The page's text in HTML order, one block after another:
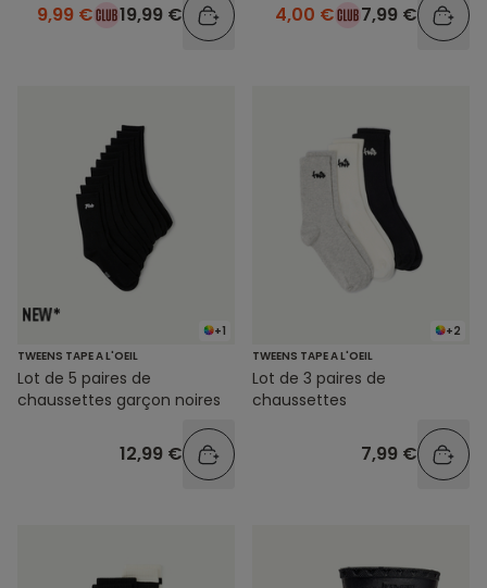
9,99 € 19,99 € 4,00 € 7,99 €
+1
TWEENS TAPE A L'OEIL
Lot de 5 paires de
chaussettes garçon noires
12,99 €
+2
TWEENS TAPE A L'OEIL
Lot de 3 paires de
chaussettes
7,99 €